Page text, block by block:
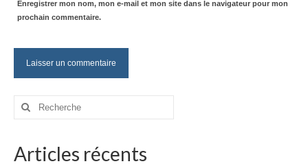
Enregistrer mon nom, mon e-mail et mon site dans le navigateur pour mon
prochain commentaire.
Rechercher
Articles récents